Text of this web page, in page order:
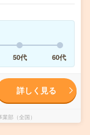
50代 60代
詳しく見る
部（全国）